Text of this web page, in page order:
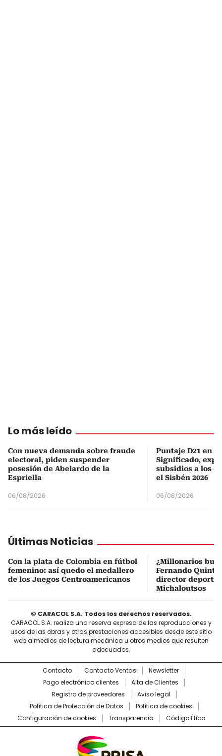
Lo más leído
Con nueva demanda sobre fraude
electoral, piden suspender
posesión de Abelardo de la
Espriella
06/08/2026
Puntaje D21 en
Significado,
subsidios a los
el Sisbén 2026
06/08/2026
Últimas Noticias
Con la plata de Colombia en fútbol
femenino: así quedo el medallero
de los Juegos Centroamericanos
¿Millonarios
Fernando
director
Michaloutsos
© CARACOL S.A. Todos los derechos reservados.
CARACOL S.A. realiza una reserva expresa de las reproducciones y
usos de las obras y otras prestaciones accesibles desde este sitio
web a medios de lectura mecánica u otros medios que resulten
adecuados.
Contacto Contacto Ventas
Newsletter
Pago electrónico clientes
Alta de Clientes
Registro de proveedores
Aviso legal
Política de Protección de Datos
Política de cookies
Configuración de cookies
Transparencia Código Ético